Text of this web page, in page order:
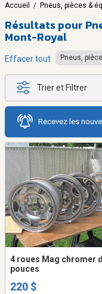
Accueil / Pneus, pièces &
Résultats pour
Mont-Royal
Effacer tout Pneus,
Trier et Filtrer
Recevez les
4 roues Mag chromer
pouces
220 $